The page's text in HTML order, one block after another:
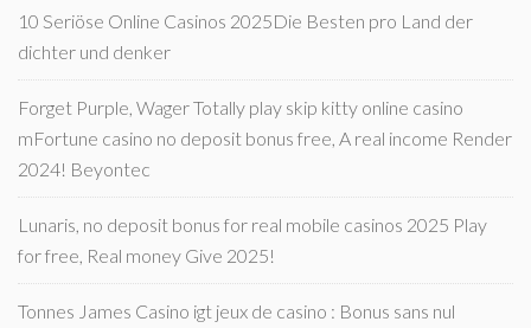
10 Seriöse Online Casinos 2025Die Besten pro Land der
dichter und denker
Forget Purple, Wager Totally play skip kitty online casino
mFortune casino no deposit bonus free, A real income Render
2024! Beyontec
Lunaris, no deposit bonus for real mobile casinos 2025 Play
for free, Real money Give 2025!
Tonnes James Casino igt jeux de casino : Bonus sans nul